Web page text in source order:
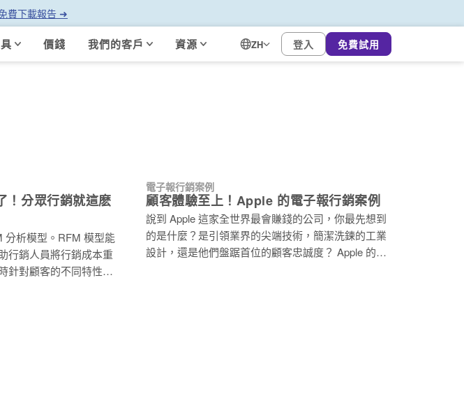
費下載報告 ➜
價錢 我們的客戶 資源 ZH 登入 免費試用
！分眾行銷就這麽
分析模型。RFM 模型能
行銷人員將行銷成本重
針對顧客的不同特性實
電子報行銷案例
顧客體驗至上！Apple 的電子報行銷案例
說到 Apple 這家全世界最會賺錢的公司，你最先想到
的是什麼？是引領業界的尖端技術，簡潔洗鍊的工業
設計，還是他們盤踞首位的顧客忠誠度？ Apple 的產